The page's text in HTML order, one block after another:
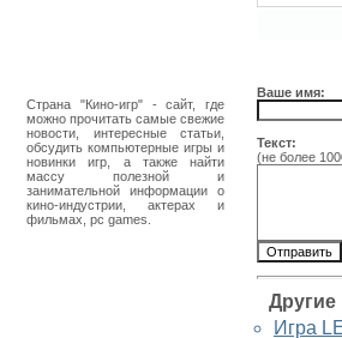
Страна "Кино-игр" - сайт, где
можно прочитать самые свежие
новости, интересные статьи,
обсудить компьютерные игры и
новинки игр, а также найти
массу полезной и
занимательной информации о
кино-индустрии, актерах и
фильмах, pc games.
Ваше имя:
Текст:
(не более
Другие
Игра